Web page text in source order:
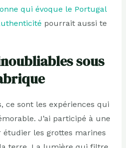
qui évoque le Portugal
pourrait aussi te
sous
ce sont les expériences qui
J’ai participé à une
les grottes marines